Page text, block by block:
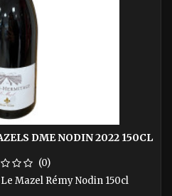
DME NODIN 2022 150CL
(0)
Le Mazel Rémy Nodin 150cl